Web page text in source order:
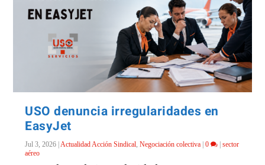
USO denuncia irregularidades en
EasyJet
Jul 3, 2026 | Actualidad Acción Sindical ,Negociación colectiva |0 |sector
aéreo